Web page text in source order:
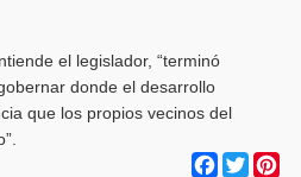
el legislador, “terminó
donde el desarrollo
que los propios vecinos del
Facebook
Twitter